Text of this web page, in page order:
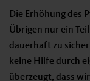
Die Erhöhung des
Übrigen nur ein
dauerhaft zu
keine Hilfe durch
überzeugt, dass